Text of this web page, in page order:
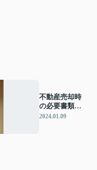
不動産売却時
の必要書類と
取得方法をご
2024.01.09